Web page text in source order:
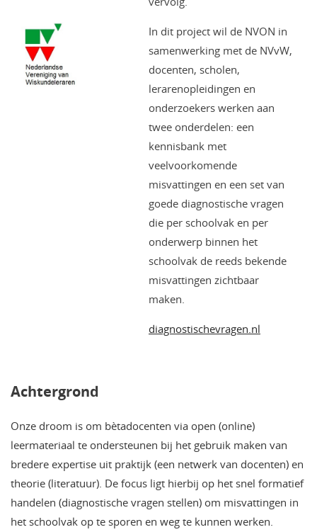
In dit project wil de NVON in
samenwerking met de NVvW,
docenten, scholen,
lerarenopleidingen en
onderzoekers werken aan
twee onderdelen: een
kennisbank met
veelvoorkomende
misvattingen en een set van
goede diagnostische vragen
die per schoolvak en per
onderwerp binnen het
schoolvak de reeds bekende
misvattingen zichtbaar
maken.
diagnostischevragen.nl
Achtergrond
Onze droom is om bètadocenten via open (online)
leermateriaal te ondersteunen bij het gebruik maken van
bredere expertise uit praktijk (een netwerk van docenten) en
theorie (literatuur). De focus ligt hierbij op het snel formatief
handelen (diagnostische vragen stellen) om misvattingen in
het schoolvak op te sporen en weg te kunnen werken.